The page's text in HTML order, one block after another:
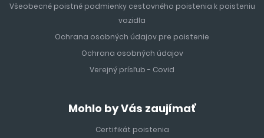
Všeobecné poistné podmienky cestovného poistenia k poisteniu
vozidla
Ochrana osobných údajov pre poistenie
Ochrana osobných údajov
Verejný prísľub - Covid
Mohlo by Vás zaujímať
Certifikát poistenia